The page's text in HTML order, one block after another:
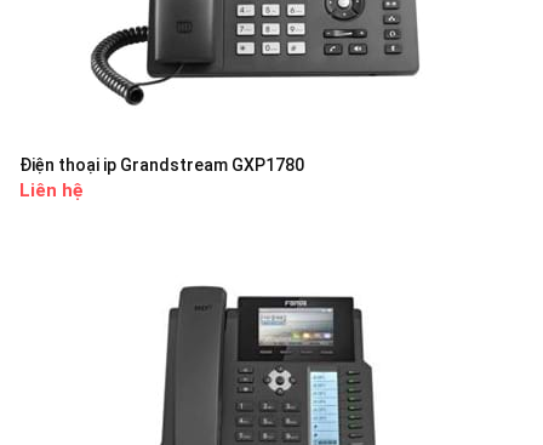
Điện thoại ip Grandstream GXP1780
Liên hệ